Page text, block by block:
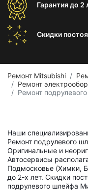
Гарантиядо 2
Скидки
Ремонт Mitsubishi
Ремонт
Ремонт
Наши
Ремонт подрулевого
Оригинальные и
Автосервисы
Подмосковье (Химки,
до 2-х лет. Скидки
подрулевого шлейфа